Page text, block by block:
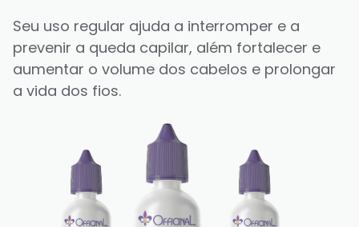
Seu uso regular ajuda a interromper e a
prevenir a queda capilar, além fortalecer e
aumentar o volume dos cabelos e prolongar
a vida dos fios.